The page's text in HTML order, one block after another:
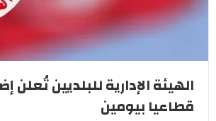
الهيئة الإدارية للبلديين تُعلن
قطاعيا بيومين